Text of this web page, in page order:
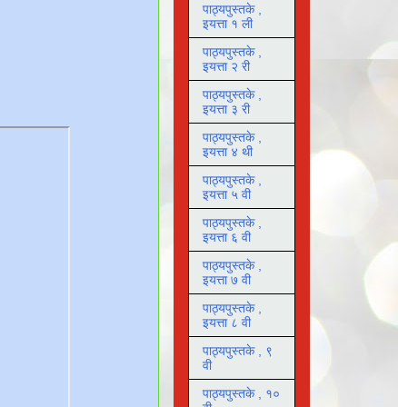
पाठ्यपुस्तके ,
इयत्ता १ ली
पाठ्यपुस्तके ,
इयत्ता २ री
पाठ्यपुस्तके ,
इयत्ता ३ री
पाठ्यपुस्तके ,
इयत्ता ४ थी
पाठ्यपुस्तके ,
इयत्ता ५ वी
पाठ्यपुस्तके ,
इयत्ता ६ वी
पाठ्यपुस्तके ,
इयत्ता ७ वी
पाठ्यपुस्तके ,
इयत्ता ८ वी
पाठ्यपुस्तके , ९
वी
पाठ्यपुस्तके , १०